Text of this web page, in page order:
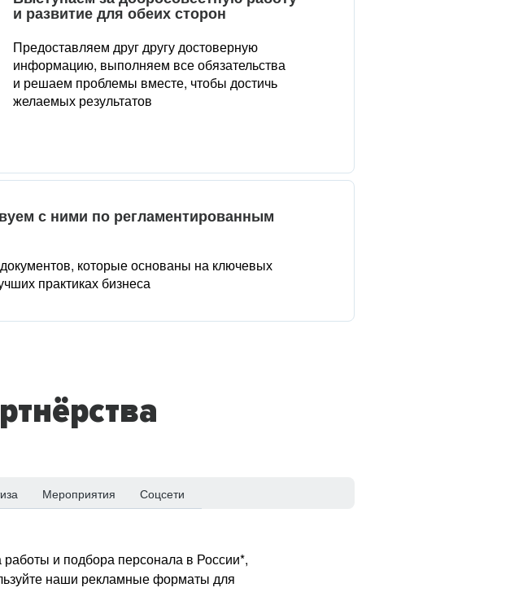
и развитие для обеих сторон
Предоставляем друг другу достоверную
информацию, выполняем все обязательства
и решаем проблемы вместе, чтобы достичь
желаемых результатов
с ними по регламентированным
которые основаны на ключевых
практиках бизнеса
Мероприятия Соцсети
и подбора персонала в России*,
наши рекламные форматы для